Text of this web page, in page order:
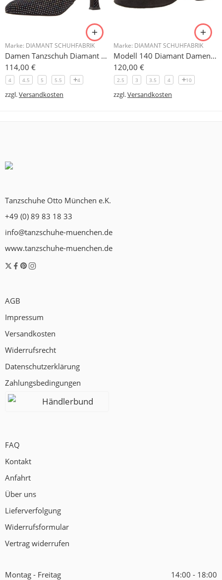
Marke: DIAMANT SCHUHFABRIK
Damen Tanzschuh Diamant Modell 105
114,00 €
4 4.5 5 5.5 4
zzgl.Versandkosten
Marke: DIAMANT SCHUHFABRIK
Modell 140 Diamant Damen Trainerschuh Microfaser 3,7 cm
120,00 €
2.5 3 3.5 4 10
zzgl.Versandkosten
Tanzschuhe Otto München e.K.
+49 (0) 89 83 18 33
info@tanzschuhe-muenchen.de
www.tanzschuhe-muenchen.de
AGB
Impressum
Versandkosten
Widerrufsrecht
Datenschutzerklärung
Zahlungsbedingungen
Händlerbund
FAQ
Kontakt
Anfahrt
Über uns
Lieferverfolgung
Widerrufsformular
Vertrag widerrufen
Montag - Freitag
14:00 - 18:00